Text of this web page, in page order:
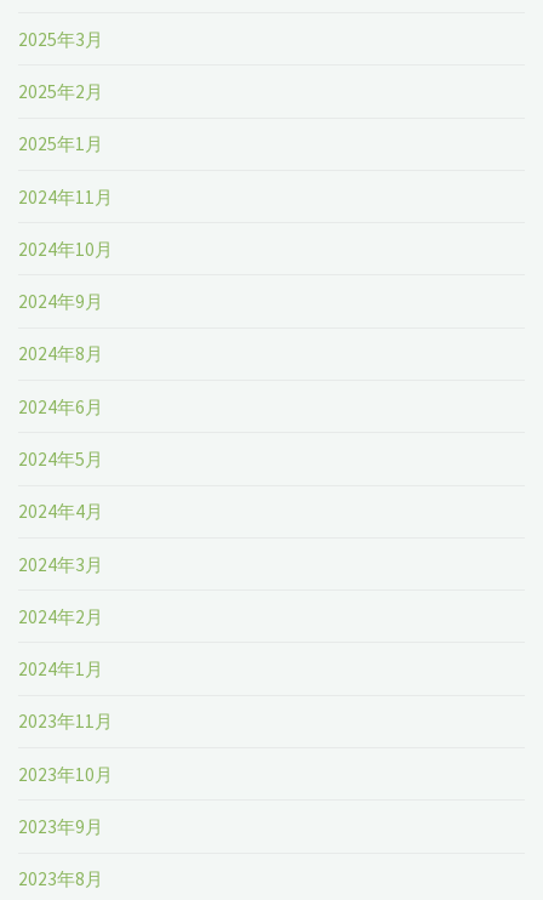
2025年3月
2025年2月
2025年1月
2024年11月
2024年10月
2024年9月
2024年8月
2024年6月
2024年5月
2024年4月
2024年3月
2024年2月
2024年1月
2023年11月
2023年10月
2023年9月
2023年8月